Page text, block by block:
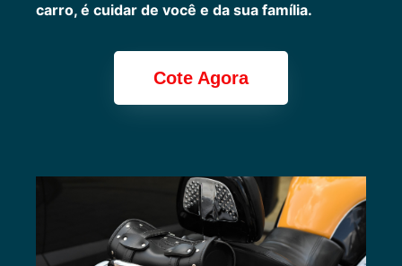
carro, é cuidar de você e da sua família.
Cote Agora